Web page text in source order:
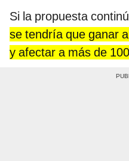
Si la propuesta
se tendría que ganar
y afectar a más de